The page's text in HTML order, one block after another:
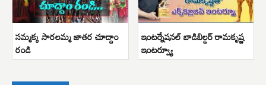
సమ్మక్క సారలమ్మ జాతర చూద్దాం
రండి
ఇంటర్నేషనల్ బాడిబిల్డర్ రామకృష్ణ
ఇంటర్వ్యూ